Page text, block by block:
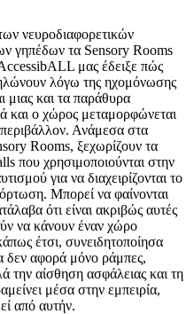
νευροδιαφορετικών
γηπέδων τα Sensory Rooms
μας έδειξε πώς
λόγω της ηχομόνωσης
μιας και τα παράθυρα
και ο χώρος μεταμορφώνεται
Ανάμεσα στα
Rooms, ξεχωρίζουν τα
που χρησιμοποιούνται στην
για να διαχειρίζονται το
Μπορεί να φαίνονται
ότι είναι ακριβώς αυτές
να κάνουν έναν χώρο
έτσι, συνειδητοποίησα
δεν αφορά μόνο ράμπες,
την αίσθηση ασφάλειας και τη
μέσα στην εμπειρία,
από αυτήν.